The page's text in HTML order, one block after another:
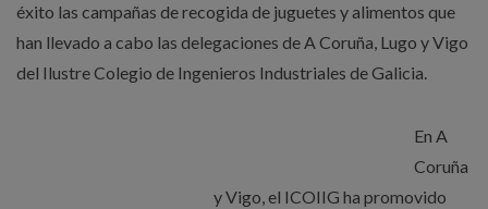
éxito las campañas de recogida de juguetes y alimentos que
han llevado a cabo las delegaciones de A Coruña, Lugo y Vigo
del Ilustre Colegio de Ingenieros Industriales de Galicia.
En A
Coruña
y Vigo, el ICOIIG ha promovido